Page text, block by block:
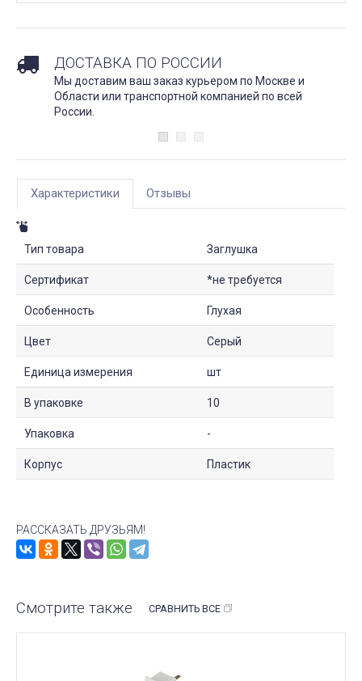
ДОСТАВКА ПО РОССИИ
Мы доставим ваш заказ курьером по Москве и
Области или транспортной компанией по всей
России.
Характеристики Отзывы
Тип товара Заглушка
Сертификат *не требуется
Особенность Глухая
Цвет Серый
Единица измерения шт
В упаковке 10
Упаковка -
Корпус Пластик
РАССКАЗАТЬ ДРУЗЬЯМ!
Смотрите также СРАВНИТЬ ВСЕ